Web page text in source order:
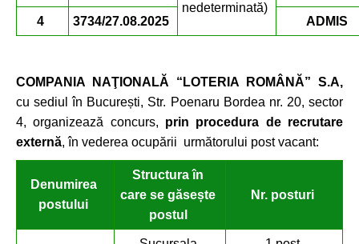
nedeterminată)
4 3734/27.08.2025 ADMIS
COMPANIA NAŢIONALĂ “LOTERIA ROMÂNĂ” S.A,
cu sediul în București, Str. Poenaru Bordea nr. 20, sector
4, organizează concurs, prin procedura de recrutare
externă, în vederea ocupării următorului post vacant:
Denumirea
postului
Structura în
care se găsește
postul
Nr. posturi